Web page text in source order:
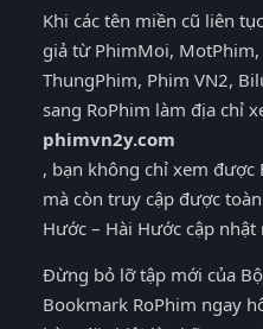
Khi các tên miền cũ liên
giả từ PhimMoi,
ThungPhim, Phim VN2,
sang RoPhim làm địa chỉ
phimvn2y.com
, bạn không chỉ xem được
mà còn truy cập được
Hước – Hài Hước cập
Đừng bỏ lỡ tập mới của
Bookmark RoPhim ngay